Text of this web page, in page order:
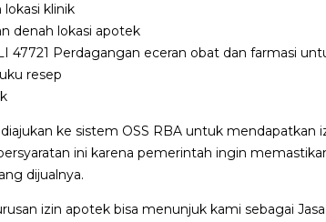
klinik
denah lokasi apotek
47721 Perdagangan eceran obat dan farmasi
resep
ke sistem OSS RBA untuk mendapatkan
ini karena pemerintah ingin
dijualnya.
izin apotek bisa menunjuk kami sebagai